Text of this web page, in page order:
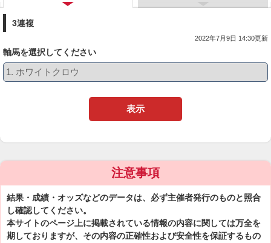
3連複
2022年7月9日 14:30更新
軸馬を選択してください
表示
注意事項
結果・成績・オッズなどのデータは、必ず主催者発行のものと照合
し確認してください。
本サイトのページ上に掲載されている情報の内容に関しては万全を
期しておりますが、その内容の正確性および安全性を保証するもの